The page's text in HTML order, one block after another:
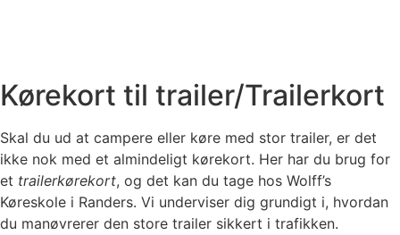
Kørekort til trailer/Trailerkort
Skal du ud at campere eller køre med stor trailer, er det
ikke nok med et almindeligt kørekort. Her har du brug for
et trailerkørekort, og det kan du tage hos Wolff’s
Køreskole i Randers. Vi underviser dig grundigt i, hvordan
du manøvrerer den store trailer sikkert i trafikken.